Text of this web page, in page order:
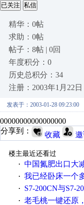
已关注 私信
精华：0帖
求助：0帖
帖子：8帖 | 0回
年度积分：0
历史总积分：34
注册：2003年1月22日
发表于：2003-01-28 09:23:00
00000000000000000
分享到：
收藏
楼主最近还看过
· 中国氮肥出口大
· 我已经卧床一个多月了，是出去安装机械手在
· S7-200CN与S7-
· 老毛桃一键还原，傻瓜式操作一键轻松备份还原；程序